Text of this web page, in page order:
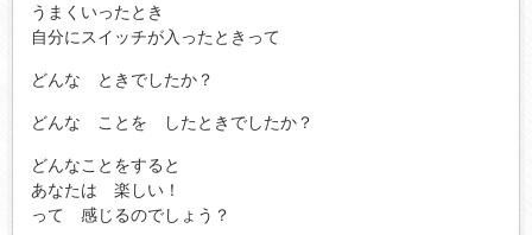
うまくいったとき
自分にスイッチが入ったときって
どんな ときでしたか？
どんな ことを したときでしたか？
どんなことをすると
あなたは 楽しい！
って 感じるのでしょう？